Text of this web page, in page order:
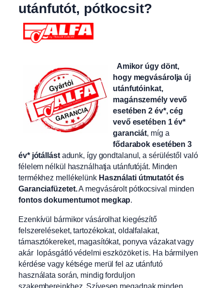
utánfutót, pótkocsit?
Amikor úgy dönt,
hogy megvásárolja új
utánfutóinkat,
magánszemély vevő
esetében 2 év*, cég
vevő esetében 1 év*
garanciát, míg a
fődarabok esetében 3
év* jótállástadunk, így gondtalanul, a sérüléstől való
félelem nélkül használhatja utánfutóját. Minden
termékhez mellékelünk Használati útmutatót és
Garanciafüzetet.A megvásárolt pótkocsival minden
fontos dokumentumot megkap.
Ezenkívül bármikor vásárolhat kiegészítő
felszereléseket, tartozékokat, oldalfalakat,
támasztókereket, magasítókat, ponyva vázakat vagy
akár lopásgátló védelmi eszközöket is. Ha bármilyen
kérdése vagy kétsége merül fel az utánfutó
használata során, mindig forduljon
szakembereinkhez. Szívesen megadnak minden